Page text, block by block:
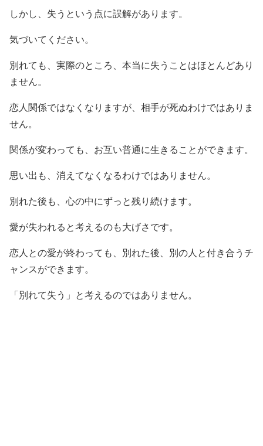
しかし、失うという点に誤解があります。
気づいてください。
別れても、実際のところ、本当に失うことはほとんどあり
ません。
恋人関係ではなくなりますが、相手が死ぬわけではありま
せん。
関係が変わっても、お互い普通に生きることができます。
思い出も、消えてなくなるわけではありません。
別れた後も、心の中にずっと残り続けます。
愛が失われると考えるのも大げさです。
恋人との愛が終わっても、別れた後、別の人と付き合うチ
ャンスができます。
「別れて失う」と考えるのではありません。